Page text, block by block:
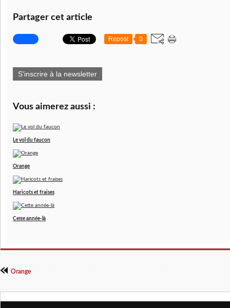
Partager cet article
Repost 0
S'inscrire à la newsletter
Vous aimerez aussi :
Le vol du faucon
Orange
Haricots et fraises
Cette année-là
Orange